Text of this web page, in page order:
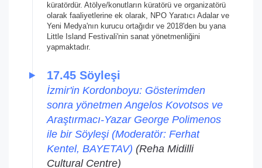
küratördür. Atölye/konutların küratörü ve organizatörü
olarak faaliyetlerine ek olarak, NPO Yaratıcı Adalar ve
Yeni Medya'nın kurucu ortağıdır ve 2018'den bu yana
Little Island Festivali'nin sanat yönetmenliğini
yapmaktadır.
17.45 Söyleşi
İzmir'in Kordonboyu: Gösterimden
sonra yönetmen Angelos Kovotsos ve
Araştırmacı-Yazar George Polimenos
ile bir Söyleşi (Moderatör: Ferhat
Kentel, BAYETAV) (Reha Midilli
Cultural Centre)